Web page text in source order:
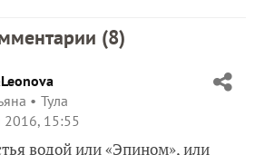
(8)
Тула
2016, 15:55
водой или «Эпином», или